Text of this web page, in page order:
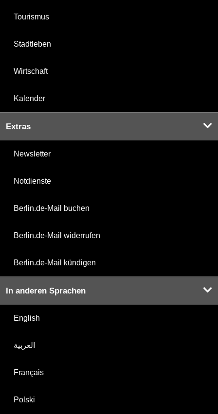
Tourismus
Stadtleben
Wirtschaft
Kalender
Extras
Newsletter
Notdienste
Berlin.de-Mail buchen
Berlin.de-Mail widerrufen
Berlin.de-Mail kündigen
In anderen Sprachen
English
العربية
Français
Polski